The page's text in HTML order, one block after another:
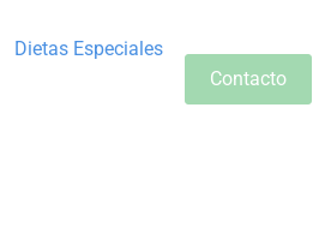
Dietas Especiales
Contacto